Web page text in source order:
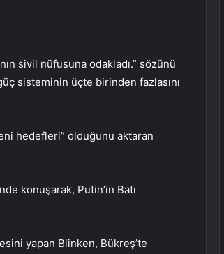
sivil nüfusuna odakladı.” sözünü
sisteminin üçte birinden fazlasını
hedefleri” olduğunu aktaran
konuşarak, Putin’in Batı
yapan Blinken, Bükreş’te